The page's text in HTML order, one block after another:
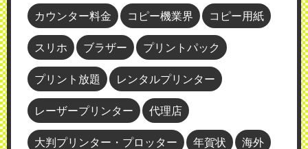
カウンター料金 コピー機業界 コピー用紙
スリホ ブラザー プリントパック
プリント放題 レンタルプリンター
レーザープリンター 代理店
大判プリンター・プロッター 年賀状 海外